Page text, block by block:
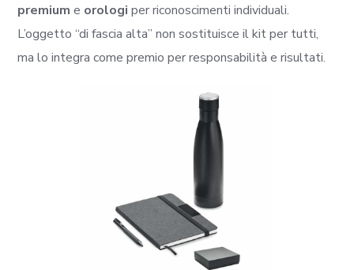
premium e orologi per riconoscimenti individuali.
L’oggetto “di fascia alta” non sostituisce il kit per tutti,
ma lo integra come premio per responsabilità e risultati.